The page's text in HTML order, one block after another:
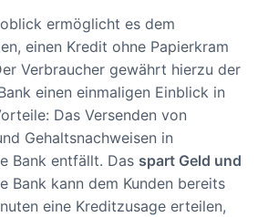
ermöglicht es dem
einen Kredit ohne Papierkram
Verbraucher gewährt hierzu der
einen einmaligen Einblick in
Das Versenden von
Gehaltsnachweisen in
Bank entfällt. Das spart Geld und
Bank kann dem Kunden bereits
eine Kreditzusage erteilen,